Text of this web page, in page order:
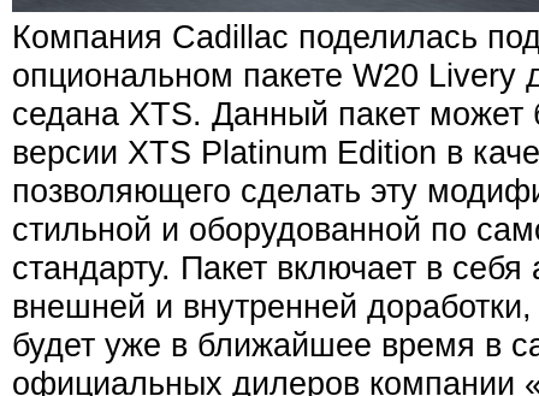
Компания Cadillac поделилась
опциональном пакете W20 Livery
седана XTS. Данный пакет может
версии XTS Platinum Edition в
позволяющего сделать эту
стильной и оборудованной по
стандарту. Пакет включает в
внешней и внутренней
будет уже в ближайшее время в
официальных дилеров компании